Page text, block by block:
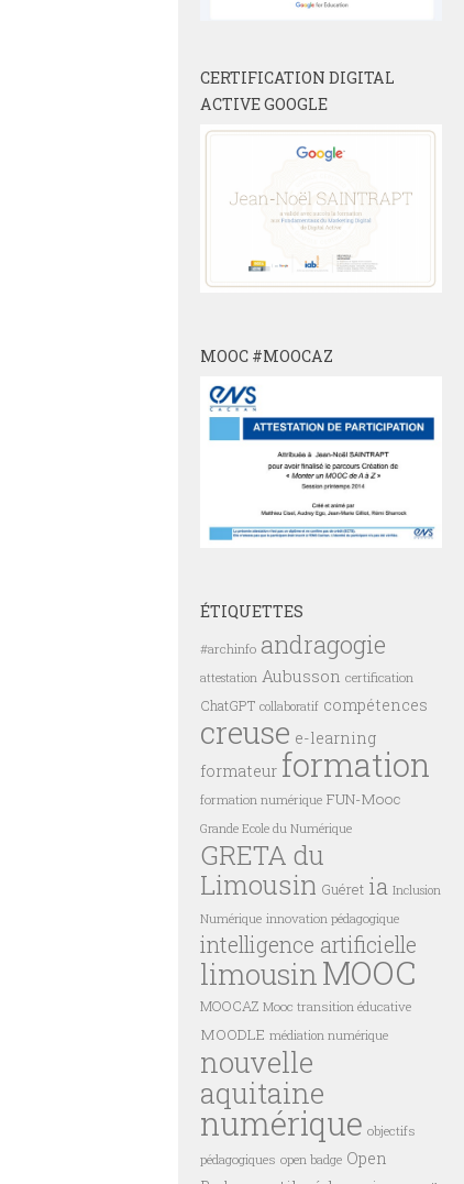
CERTIFICATION DIGITAL
ACTIVE GOOGLE
MOOC #MOOCAZ
ÉTIQUETTES
#archinfo andragogie
attestation Aubusson certification
ChatGPT collaboratif compétences
creuse e-learning
formateur formation
formation numérique FUN-Mooc
Grande Ecole du Numérique
GRETA du
Limousin Guéret ia Inclusion
Numérique innovation pédagogique
intelligence artificielle
limousin MOOC
MOOCAZ Mooc transition éducative
MOODLE médiation numérique
nouvelle
aquitaine
numérique objectifs
pédagogiques open badge Open